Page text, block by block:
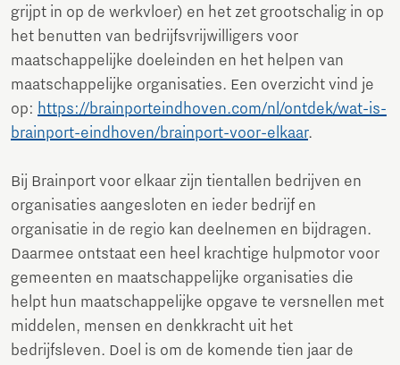
grijpt in op de werkvloer) en het zet grootschalig in op
het benutten van bedrijfsvrijwilligers voor
maatschappelijke doeleinden en het helpen van
maatschappelijke organisaties. Een overzicht vind je
op: https://brainporteindhoven.com/nl/ontdek/wat-is-
brainport-eindhoven/brainport-voor-elkaar.
Bij Brainport voor elkaar zijn tientallen bedrijven en
organisaties aangesloten en ieder bedrijf en
organisatie in de regio kan deelnemen en bijdragen.
Daarmee ontstaat een heel krachtige hulpmotor voor
gemeenten en maatschappelijke organisaties die
helpt hun maatschappelijke opgave te versnellen met
middelen, mensen en denkkracht uit het
bedrijfsleven. Doel is om de komende tien jaar de